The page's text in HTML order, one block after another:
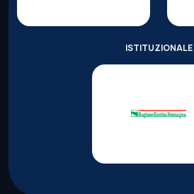
ISTITUZIONALE